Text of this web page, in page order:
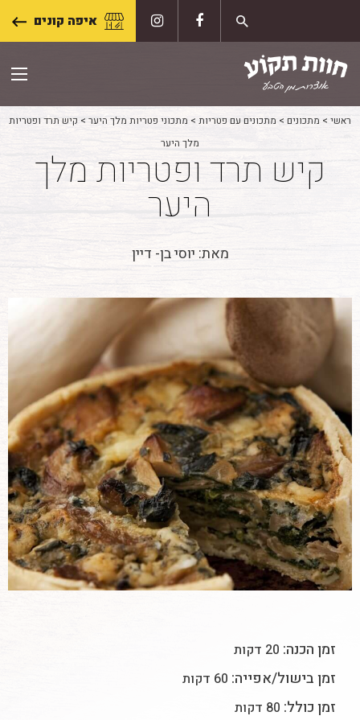
content
איפה קונים
ראשי > מתכונים > מתכונים עם פטריות > מתכוני פטריות מלך היער > קיש תרד ופטריות
מלך היער
קיש תרד ופטריות מלך
היער
מאת: יוסי בן- דיין
זמן הכנה: 20 דקות
זמן בישול/אפייה: 60 דקות
זמן כולל: 80 דקות